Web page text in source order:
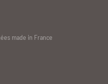
made in France